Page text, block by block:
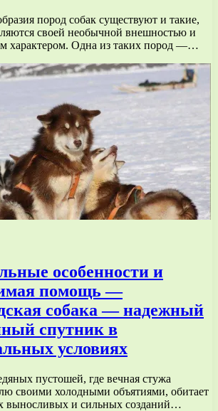
пород собак существуют и такие,
своей необычной внешностью и
характером. Одна из таких пород —…
особенности и
помощь —
собака — надежный
спутник в
условиях
пустошей, где вечная стужа
своими холодными объятиями, обитает
выносливых и сильных созданий…